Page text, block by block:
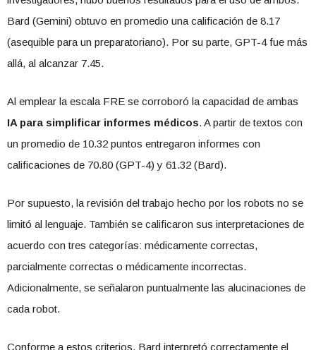
Bard (Gemini) obtuvo en promedio una calificación de 8.17
(asequible para un preparatoriano). Por su parte, GPT-4 fue más
allá, al alcanzar 7.45.
Al emplear la escala FRE se corroboró la capacidad de ambas
IA para simplificar informes médicos. A partir de textos con
un promedio de 10.32 puntos entregaron informes con
calificaciones de 70.80 (GPT-4) y 61.32 (Bard).
Por supuesto, la revisión del trabajo hecho por los robots no se
limitó al lenguaje. También se calificaron sus interpretaciones de
acuerdo con tres categorías: médicamente correctas,
parcialmente correctas o médicamente incorrectas.
Adicionalmente, se señalaron puntualmente las alucinaciones de
cada robot.
Conforme a estos criterios, Bard interpretó correctamente el